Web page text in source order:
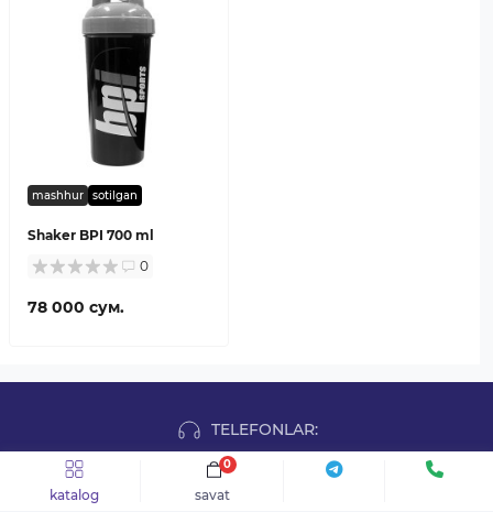
katalog savat
0
mashhur sotilgan
Shaker BPI 700 ml
0
78 000 сум.
TELEFONLAR:
+998 78-113-24-12